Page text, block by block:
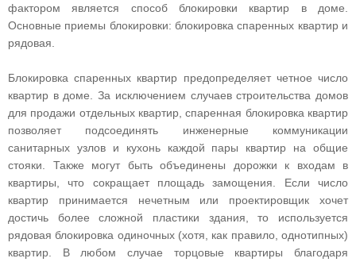
фактором является способ блокировки квартир в доме.
Основные приемы блокировки: блокировка спаренных квартир и
рядовая.
Блокировка спаренных квартир предопределяет четное число
квартир в доме. За исключением случаев строительства домов
для продажи отдельных квартир, спаренная блокировка квартир
позволяет подсоединять инженерные коммуникации
санитарных узлов и кухонь каждой пары квартир на общие
стояки. Также могут быть объединены дорожки к входам в
квартиры, что сокращает площадь замощения. Если число
квартир принимается нечетным или проектировщик хочет
достичь более сложной пластики здания, то используется
рядовая блокировка одиночных (хотя, как правило, однотипных)
квартир. В любом случае торцовые квартиры благодаря